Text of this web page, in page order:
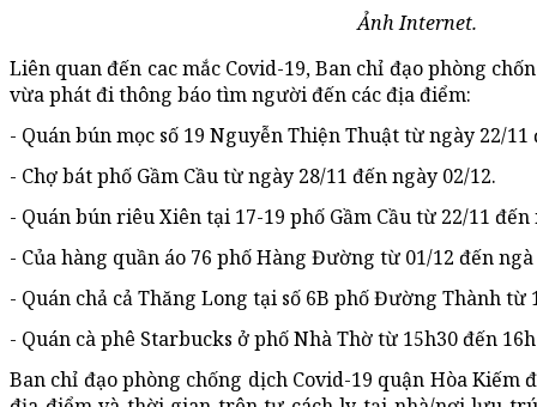
Ảnh Internet.
Liên quan đến cac mắc Covid-19, Ban chỉ đạo phòng
vừa phát đi thông báo tìm người đến các địa điểm:
- Quán bún mọc số 19 Nguyễn Thiện Thuật từ ngày 22/11
- Chợ bát phố Gầm Cầu từ ngày 28/11 đến ngày 02/12.
- Quán bún riêu Xiên tại 17-19 phố Gầm Cầu từ 22/11 đến
- Của hàng quần áo 76 phố Hàng Đường từ 01/12 đến ngà
- Quán chả cả Thăng Long tại số 6B phố Đường Thành từ
- Quán cà phê Starbucks ở phố Nhà Thờ từ 15h30 đến
Ban chỉ đạo phòng chống dịch Covid-19 quận Hòa Kiếm